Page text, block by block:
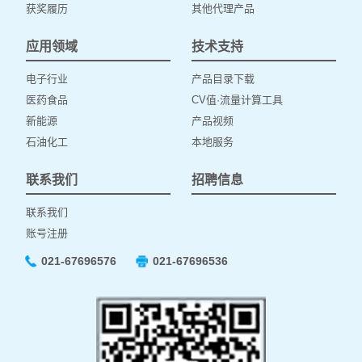
获奖履历 其他代理产品
应用领域
电子行业
医药食品
新能源
石油化工
技术支持
产品目录下载
CV值·流量计算工具
产品视频
本地服务
联系我们
联系我们
账号注册
招聘信息
021-67696576 021-67696536